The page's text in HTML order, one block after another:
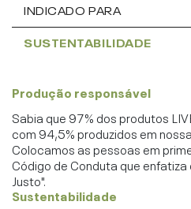
INDICADO PARA
SUSTENTABILIDADE
Produção responsável
Sabia que 97% dos produtos
com 94,5% produzidos em
Colocamos as pessoas em
Código de Conduta que enfatiza
Justo".
Sustentabilidade